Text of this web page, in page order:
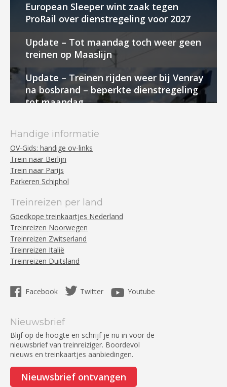
European Sleeper wint zaak tegen
ProRail over dienstregeling voor 2027
Update – Tot maandag toch weer geen
treinen op Maaslijn
Update – Treinen rijden weer bij Venray
na bosbrand – beperkte dienstregeling
tot maandag
Handige informatie
OV-Gids: handige ov-links
Trein naar Berlijn
Trein naar Parijs
Parkeren Schiphol
Treinreizen per land
Goedkope treinkaartjes Nederland
Treinreizen Noorwegen
Treinreizen Zwitserland
Treinreizen Italië
Treinreizen Duitsland
Facebook Twitter Youtube
Nieuwsbrief
Blijf op de hoogte en schrijf je nu in voor de
nieuwsbrief van treinreiziger. Boordevol
nieuws en treinkaartjes aanbiedingen.
Nieuwsbrief ontvangen